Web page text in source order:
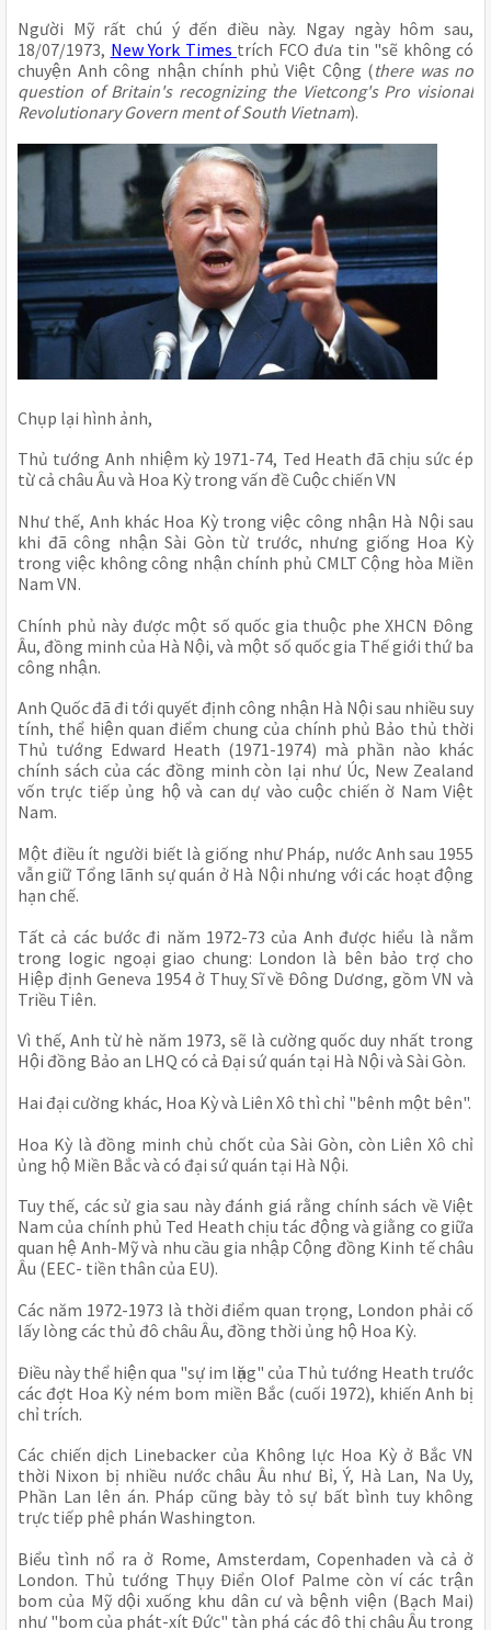
Người Mỹ rất chú ý đến điều này. Ngay ngày hôm sau,
18/07/1973, New York Times trích FCO đưa tin "sẽ không có
chuyện Anh công nhận chính phủ Việt Cộng (there was no
question of Britain's recognizing the Vietcong's Pro visional
Revolutionary Govern ment of South Vietnam).
Chụp lại hình ảnh,
Thủ tướng Anh nhiệm kỳ 1971-74, Ted Heath đã chịu sức ép
từ cả châu Âu và Hoa Kỳ trong vấn đề Cuộc chiến VN
Như thế, Anh khác Hoa Kỳ trong việc công nhận Hà Nội sau
khi đã công nhận Sài Gòn từ trước, nhưng giống Hoa Kỳ
trong việc không công nhận chính phủ CMLT Cộng hòa Miền
Nam VN.
Chính phủ này được một số quốc gia thuộc phe XHCN Đông
Âu, đồng minh của Hà Nội, và một số quốc gia Thế giới thứ ba
công nhận.
Anh Quốc đã đi tới quyết định công nhận Hà Nội sau nhiều suy
tính, thể hiện quan điểm chung của chính phủ Bảo thủ thời
Thủ tướng Edward Heath (1971-1974) mà phần nào khác
chính sách của các đồng minh còn lại như Úc, New Zealand
vốn trực tiếp ủng hộ và can dự vào cuộc chiến ờ Nam Việt
Nam.
Một điều ít người biết là giống như Pháp, nước Anh sau 1955
vẫn giữ Tổng lãnh sự quán ở Hà Nội nhưng với các hoạt động
hạn chế.
Tất cả các bước đi năm 1972-73 của Anh được hiểu là nằm
trong logic ngoại giao chung: London là bên bảo trợ cho
Hiệp định Geneva 1954 ở Thuỵ Sĩ về Đông Dương, gồm VN và
Triều Tiên.
Vì thế, Anh từ hè năm 1973, sẽ là cường quốc duy nhất trong
Hội đồng Bảo an LHQ có cả Đại sứ quán tại Hà Nội và Sài Gòn.
Hai đại cường khác, Hoa Kỳ và Liên Xô thì chỉ "bênh một bên".
Hoa Kỳ là đồng minh chủ chốt của Sài Gòn, còn Liên Xô chỉ
ủng hộ Miền Bắc và có đại sứ quán tại Hà Nội.
Tuy thế, các sử gia sau này đánh giá rằng chính sách về Việt
Nam của chính phủ Ted Heath chịu tác động và giằng co giữa
quan hệ Anh-Mỹ và nhu cầu gia nhập Cộng đồng Kinh tế châu
Âu (EEC- tiền thân của EU).
Các năm 1972-1973 là thời điểm quan trọng, London phải cố
lấy lòng các thủ đô châu Âu, đồng thời ủng hộ Hoa Kỳ.
Điều này thể hiện qua "sự im lặng" của Thủ tướng Heath trước
các đợt Hoa Kỳ ném bom miền Bắc (cuối 1972), khiến Anh bị
chỉ trích.
Các chiến dịch Linebacker của Không lực Hoa Kỳ ở Bắc VN
thời Nixon bị nhiều nước châu Âu như Bỉ, Ý, Hà Lan, Na Uy,
Phần Lan lên án. Pháp cũng bày tỏ sự bất bình tuy không
trực tiếp phê phán Washington.
Biểu tình nổ ra ở Rome, Amsterdam, Copenhaden và cả ở
London. Thủ tướng Thụy Điển Olof Palme còn ví các trận
bom của Mỹ dội xuống khu dân cư và bệnh viện (Bạch Mai)
như "bom của phát-xít Đức" tàn phá các đô thị châu Âu trong